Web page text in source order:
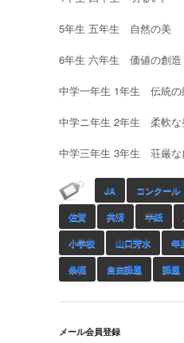
5年生 五年生 自然の美
6年生 六年生 価値の創造
中学一年生 1年生 伝統の
中学ニ年生 2年生 柔軟な
中学三年生 3年生 荘厳な
JA コンクール
佐賀 共済 半紙
小学校 山口芳水 年
条幅 自由課題 課題
メール会員登録